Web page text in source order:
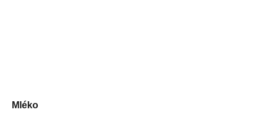
Mléko